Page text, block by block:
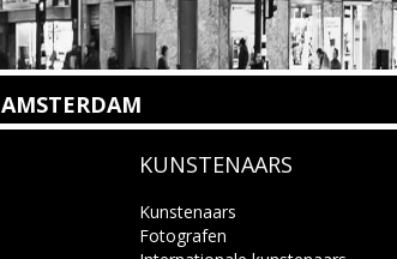
AMSTERDAM
1075 VX Amsterdam
info@kunsthuisamsterdam.nl
KUNSTENAARS
Kunstenaars
Fotografen